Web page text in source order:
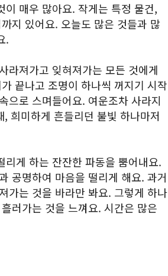
매우 많아요. 작게는 특정 물건,
지 있어요. 오늘도 많은 것들과 많
.
라져가고 잊혀져가는 모든 것에게
끝나고 조명이 하나씩 꺼지기 시작
으로 스며들어요. 여운조차 사라지
희미하게 흔들리던 불빛 하나마저
게 하는 잔잔한 파동을 뿜어내요.
공명하여 마음을 떨리게 해요. 과거
가는 것을 바라만 봐요. 그렇게 하나
러가는 것을 느껴요. 시간은 많은